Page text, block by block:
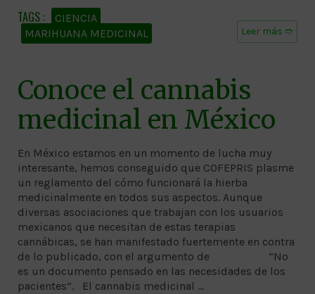
Leer más ➱
CIENCIA
MARIHUANA MEDICINAL
Conoce el cannabis
medicinal en México
En México estamos en un momento de lucha muy
interesante, hemos conseguido que COFEPRIS plasme
un reglamento del cómo funcionará la hierba
medicinalmente en todos sus aspectos. Aunque
diversas asociaciones que trabajan con los usuarios
mexicanos que necesitan de estas terapias
cannábicas, se han manifestado fuertemente en contra
de lo publicado, con el argumento de “No
es un documento pensado en las necesidades de los
pacientes”. El cannabis medicinal …